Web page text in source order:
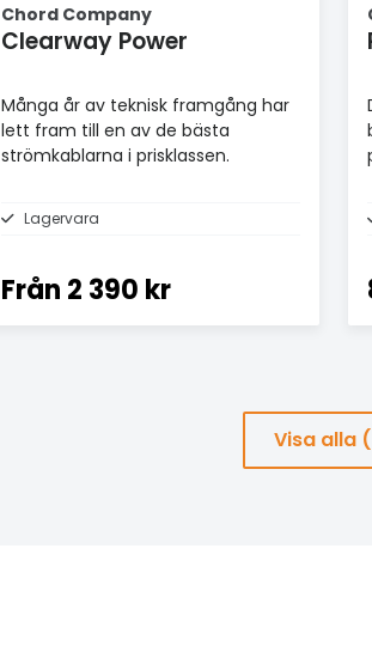
Chord Company
Clearway Power
Många år av teknisk framgång har
lett fram till en av de bästa
strömkablarna i prisklassen.
Lagervara
Från 2 390 kr
Visa alla